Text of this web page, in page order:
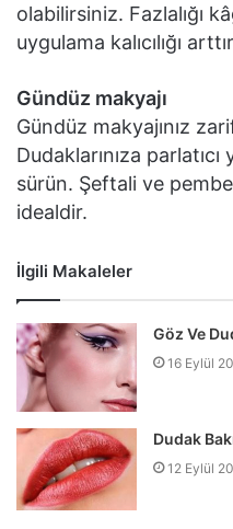
olabilirsiniz. Fazlalığı
uygulama kalıcılığı
Gündüz makyajı
Gündüz makyajınız
Dudaklarınıza
sürün. Şeftali ve
idealdir.
İlgili Makaleler
Göz Ve
16 Eylül
Dudak
12 Eylül